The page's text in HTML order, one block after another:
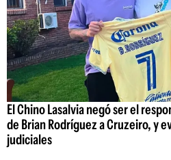
El Chino Lasalvia negó ser el
de Brian Rodríguez a Cruzeiro, y
judiciales